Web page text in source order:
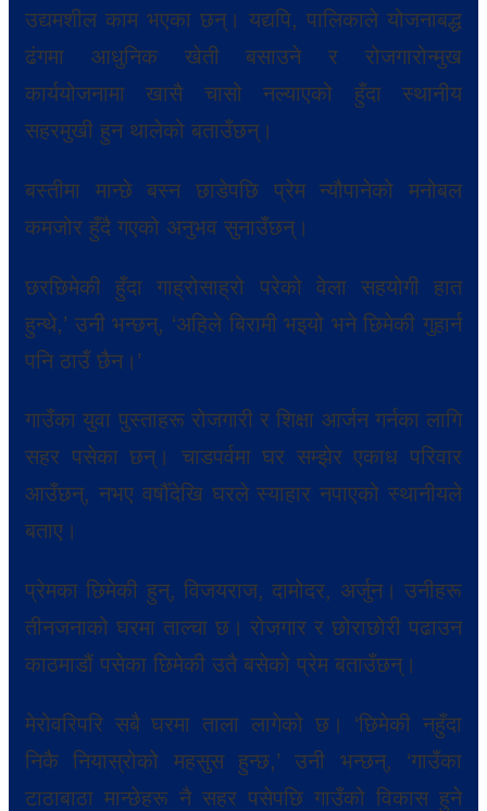
उद्यमशील काम भएका छन्। यद्यपि, पालिकाले योजनाबद्ध
ढंगमा आधुनिक खेती बसाउने र रोजगारोन्मुख
कार्ययोजनामा खासै चासो नल्याएको हुँदा स्थानीय
सहरमुखी हुन थालेको बताउँछन्।
बस्तीमा मान्छे बस्न छाडेपछि प्रेम न्यौपानेको मनोबल
कमजोर हुँदै गएको अनुभव सुनाउँछन्।
छरछिमेकी हुँदा गाह्रोसाह्रो परेको वेला सहयोगी हात
हुन्थे,’ उनी भन्छन्, ‘अहिले बिरामी भइयो भने छिमेकी गुहार्न
पनि ठाउँ छैन।’
गाउँका युवा पुस्ताहरू रोजगारी र शिक्षा आर्जन गर्नका लागि
सहर पसेका छन्। चाडपर्वमा घर सम्झेर एकाध परिवार
आउँछन्, नभए वर्षौँदेखि घरले स्याहार नपाएको स्थानीयले
बताए।
प्रेमका छिमेकी हुन्, विजयराज, दामोदर, अर्जुन। उनीहरू
तीनजनाको घरमा ताल्चा छ। रोजगार र छोराछोरी पढाउन
काठमाडौं पसेका छिमेकी उतै बसेको प्रेम बताउँछन्।
मेरोवरिपरि सबै घरमा ताला लागेको छ। ‘छिमेकी नहुँदा
निकै नियास्रोको महसुस हुन्छ,’ उनी भन्छन्, ‘गाउँका
टाठाबाठा मान्छेहरू नै सहर पसेपछि गाउँको विकास हुने